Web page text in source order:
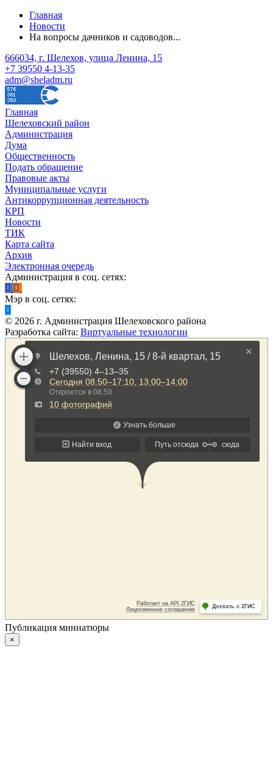
Главная
Новости
На вопросы дачников и садоводов...
666034, г. Шелехов, улица Ленина, 15
+7 39550 4-13-35
adm@sheladm.ru
Главная
Шелеховский район
Администрация
Дума
Общественность
Подать обращение
Правовые акты
Муниципальные услуги
Антикоррупционная деятельность
КРП
Новости
ТИК
Карта сайта
Архив
Электронная очередь
Администрация в соц. сетях:
Мэр в соц. сетях:
© 2026 г. Администрация Шелеховского района
Разработка сайта: Виртуальные технологии
Публикация миниатюры
×